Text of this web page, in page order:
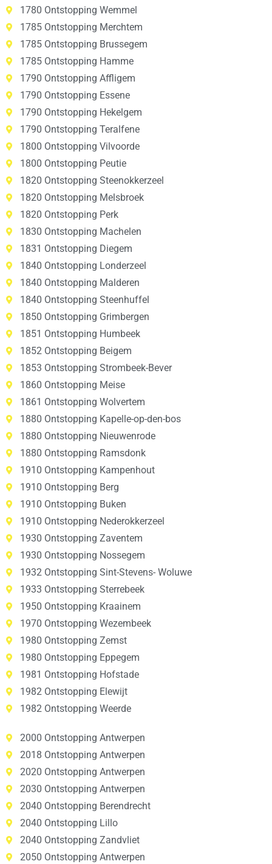
1780 Ontstopping Wemmel
1785 Ontstopping Merchtem
1785 Ontstopping Brussegem
1785 Ontstopping Hamme
1790 Ontstopping Affligem
1790 Ontstopping Essene
1790 Ontstopping Hekelgem
1790 Ontstopping Teralfene
1800 Ontstopping Vilvoorde
1800 Ontstopping Peutie
1820 Ontstopping Steenokkerzeel
1820 Ontstopping Melsbroek
1820 Ontstopping Perk
1830 Ontstopping Machelen
1831 Ontstopping Diegem
1840 Ontstopping Londerzeel
1840 Ontstopping Malderen
1840 Ontstopping Steenhuffel
1850 Ontstopping Grimbergen
1851 Ontstopping Humbeek
1852 Ontstopping Beigem
1853 Ontstopping Strombeek-Bever
1860 Ontstopping Meise
1861 Ontstopping Wolvertem
1880 Ontstopping Kapelle-op-den-bos
1880 Ontstopping Nieuwenrode
1880 Ontstopping Ramsdonk
1910 Ontstopping Kampenhout
1910 Ontstopping Berg
1910 Ontstopping Buken
1910 Ontstopping Nederokkerzeel
1930 Ontstopping Zaventem
1930 Ontstopping Nossegem
1932 Ontstopping Sint-Stevens- Woluwe
1933 Ontstopping Sterrebeek
1950 Ontstopping Kraainem
1970 Ontstopping Wezembeek
1980 Ontstopping Zemst
1980 Ontstopping Eppegem
1981 Ontstopping Hofstade
1982 Ontstopping Elewijt
1982 Ontstopping Weerde
2000 Ontstopping Antwerpen
2018 Ontstopping Antwerpen
2020 Ontstopping Antwerpen
2030 Ontstopping Antwerpen
2040 Ontstopping Berendrecht
2040 Ontstopping Lillo
2040 Ontstopping Zandvliet
2050 Ontstopping Antwerpen